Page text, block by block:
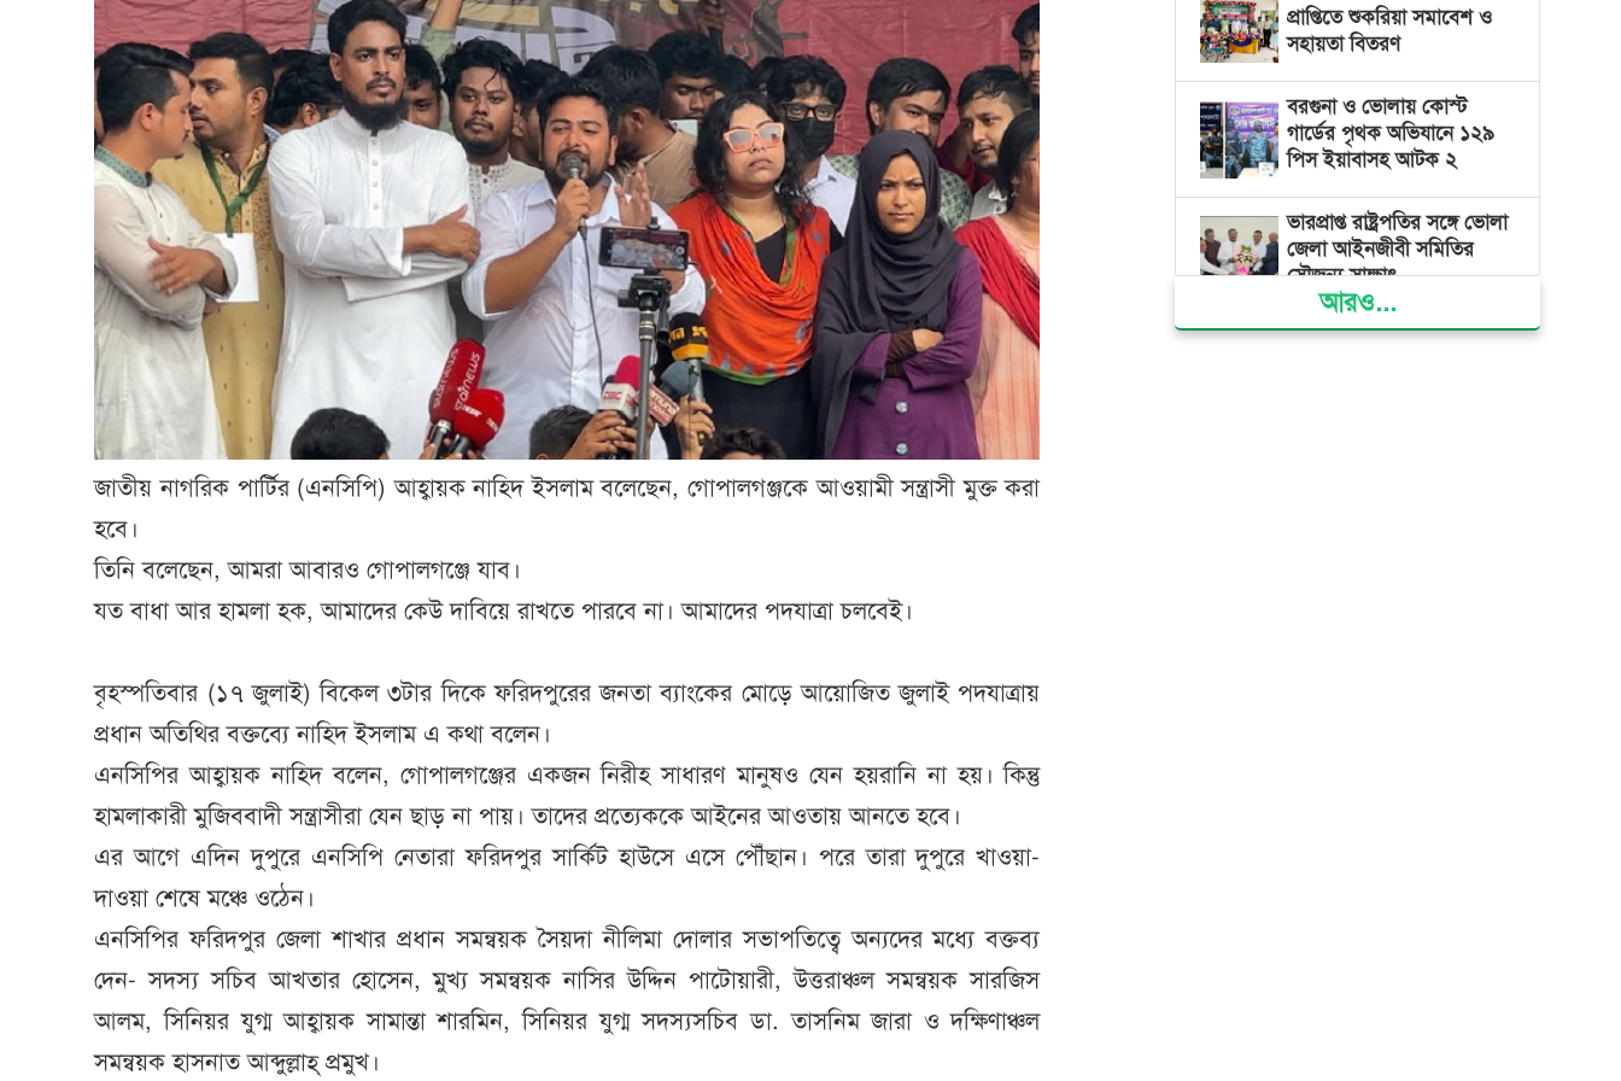
জাতীয় নাগরিক পার্টির (এনসিপি) আহ্বায়ক নাহিদ ইসলাম বলেছেন, গোপালগঞ্জকে আওয়ামী সন্ত্রাসী মুক্ত করা
হবে।
তিনি বলেছেন, আমরা আবারও গোপালগঞ্জে যাব।
যত বাধা আর হামলা হক, আমাদের কেউ দাবিয়ে রাখতে পারবে না। আমাদের পদযাত্রা চলবেই।
বৃহস্পতিবার (১৭ জুলাই) বিকেল ৩টার দিকে ফরিদপুরের জনতা ব্যাংকের মোড়ে আয়োজিত জুলাই পদযাত্রায়
প্রধান অতিথির বক্তব্যে নাহিদ ইসলাম এ কথা বলেন।
এনসিপির আহ্বায়ক নাহিদ বলেন, গোপালগঞ্জের একজন নিরীহ সাধারণ মানুষও যেন হয়রানি না হয়। কিন্তু
হামলাকারী মুজিববাদী সন্ত্রাসীরা যেন ছাড় না পায়। তাদের প্রত্যেককে আইনের আওতায় আনতে হবে।
এর আগে এদিন দুপুরে এনসিপি নেতারা ফরিদপুর সার্কিট হাউসে এসে পৌঁছান। পরে তারা দুপুরে খাওয়া-
দাওয়া শেষে মঞ্চে ওঠেন।
এনসিপির ফরিদপুর জেলা শাখার প্রধান সমন্বয়ক সৈয়দা নীলিমা দোলার সভাপতিত্বে অন্যদের মধ্যে বক্তব্য
দেন- সদস্য সচিব আখতার হোসেন, মুখ্য সমন্বয়ক নাসির উদ্দিন পাটোয়ারী, উত্তরাঞ্চল সমন্বয়ক সারজিস
আলম, সিনিয়র যুগ্ম আহ্বায়ক সামান্তা শারমিন, সিনিয়র যুগ্ম সদস্যসচিব ডা. তাসনিম জারা ও দক্ষিণাঞ্চল
সমন্বয়ক হাসনাত আব্দুল্লাহ্ প্রমুখ।
প্রাপ্তিতে শুকরিয়া সমাবেশ ও
সহায়তা বিতরণ
বরগুনা ও ভোলায় কোস্ট
গার্ডের পৃথক অভিযানে ১২৯
পিস ইয়াবাসহ আটক ২
ভারপ্রাপ্ত রাষ্ট্রপতির সঙ্গে ভোলা
জেলা আইনজীবী সমিতির
সৌজন্য সাক্ষাৎ
দৌলতখানে জমি বিরোধে
আরও...